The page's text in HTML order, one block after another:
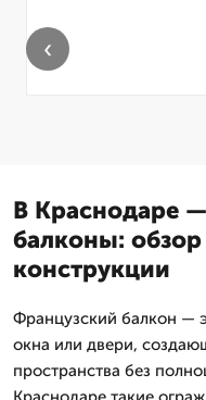
‹
В Краснодаре
балконы:
конструкции
Французский балкон —
окна или двери,
пространства без